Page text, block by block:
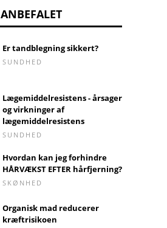
ANBEFALET
Er tandblegning sikkert?
SUNDHED
Lægemiddelresistens - årsager
og virkninger af
lægemiddelresistens
SUNDHED
Hvordan kan jeg forhindre
HÅRVÆKST EFTER hårfjerning?
SKØNHED
Organisk mad reducerer
kræftrisikoen